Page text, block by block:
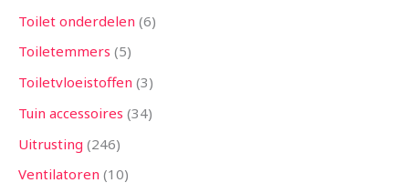
Toilet onderdelen 6
Toiletemmers 5
Toiletvloeistoffen 3
Tuin accessoires 34
Uitrusting 246
Ventilatoren 10